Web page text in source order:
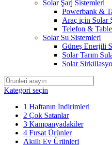
Solar Şarj Sistemleri
Powerbank &
Araç için Solar
Telefon &
Solar Su Sistemleri
Güneş Enerjili
Solar Tarım
Solar
Kategori seçin
1 Haftanın İndirimleri
2 Çok Satanlar
3 Kampanyadakiler
4 Fırsat Ürünler
Akıllı Ev Ürünleri